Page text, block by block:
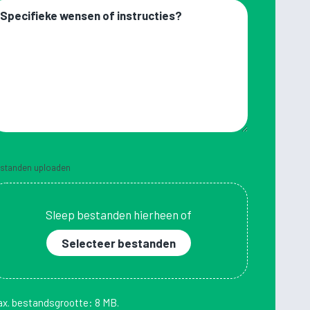
uploaden
Sleep bestanden hierheen of
Selecteer bestanden
bestandsgrootte: 8 MB.